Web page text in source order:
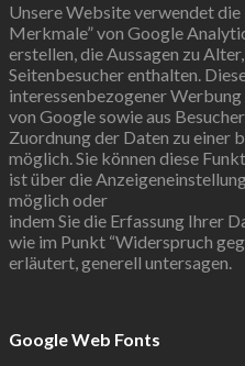
Unsere Website verwendet
Merkmale” von Google
erstellen, die Aussagen zu
Seitenbesucher enthalten.
interessenbezogener Werbung
von Google sowie aus
Zuordnung der Daten zu einer
möglich. Sie können diese
ist über die
möglich oder
indem Sie die Erfassung Ihrer
wie im Punkt “Widerspruch
erläutert, generell untersagen.
Google Web Fonts